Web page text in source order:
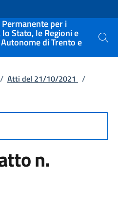
per i
Stato, le Regioni e
di Trento e Cerca
/ Atti del 21/10/2021 /
n.